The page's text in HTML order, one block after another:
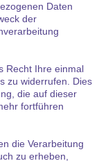
Daten
der
Recht Ihre einmal
zu widerrufen. Dies
die auf dieser
fortführen
die Verarbeitung
zu erheben,